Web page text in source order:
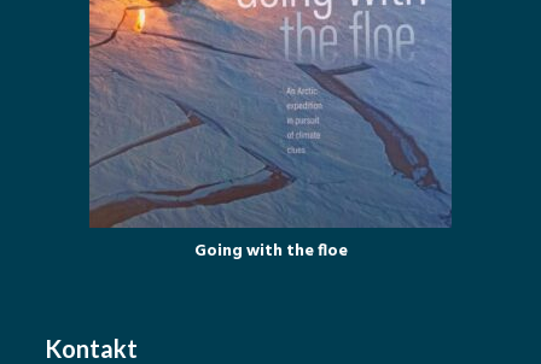
Going with the floe
Kontakt